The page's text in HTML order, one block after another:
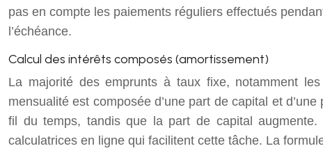
pas en compte les paiements réguliers effectués
l’échéance.
Calcul des intérêts composés (amortissement)
La majorité des emprunts à taux fixe, notamment
mensualité est composée d’une part de capital et
fil du temps, tandis que la part de capital
calculatrices en ligne qui facilitent cette tâche. La